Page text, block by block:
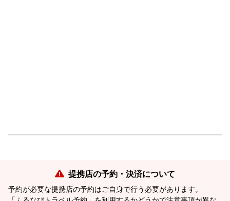
提携店の予約・決済について
予約が必要な提携店の予約はご自身で行う必要があります。